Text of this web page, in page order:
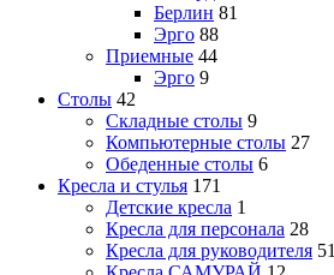
Берлин 81
Эрго 88
Приемные 44
Эрго 9
Столы 42
Складные столы 9
Компьютерные столы 27
Обеденные столы 6
Кресла и стулья 171
Детские кресла 1
Кресла для персонала 28
Кресла для руководителя 51